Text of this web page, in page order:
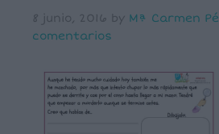
8 junio, 2016 by Mª Carmen
comentarios